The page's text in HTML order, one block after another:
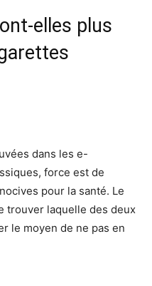
elles plus
dans les e-
force est de
pour la santé. Le
trouver laquelle des deux
le moyen de ne pas en